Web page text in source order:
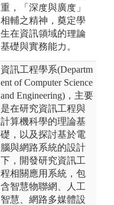
重，「深度與廣度」
相輔之精神，奠定學
生在資訊領域的理論
基礎與實務能力。
資訊工程學系(Departm
ent of Computer Science
and Engineering)，主要
是在研究資訊工程與
計算機科學的理論基
礎，以及探討基於電
腦與網路系統的設計
下，開發研究資訊工
程相關應用系統，包
含智慧物聯網、人工
智慧、網路多媒體設